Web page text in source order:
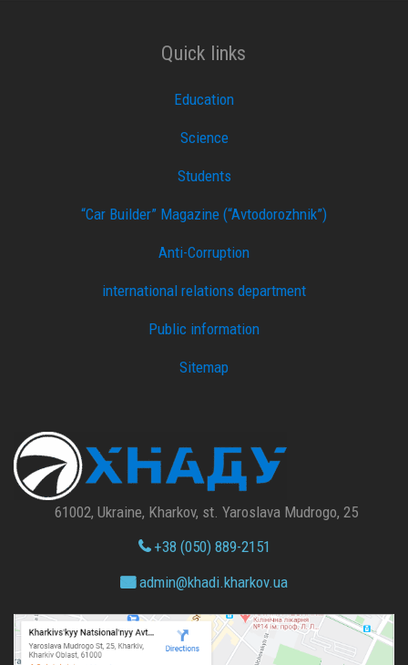
Quick links
Education
Science
Students
“Car Builder” Magazine (“Avtodorozhnik”)
Anti-Corruption
international relations department
Public information
Sitemap
61002, Ukraine, Kharkov, st. Yaroslava Mudrogo, 25
+38 (050) 889-2151
admin@khadi.kharkov.ua